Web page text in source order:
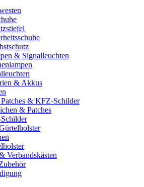
& Signalleuchten
& Akkus
& KFZ-Schilder
& Patches
Verbandskästen